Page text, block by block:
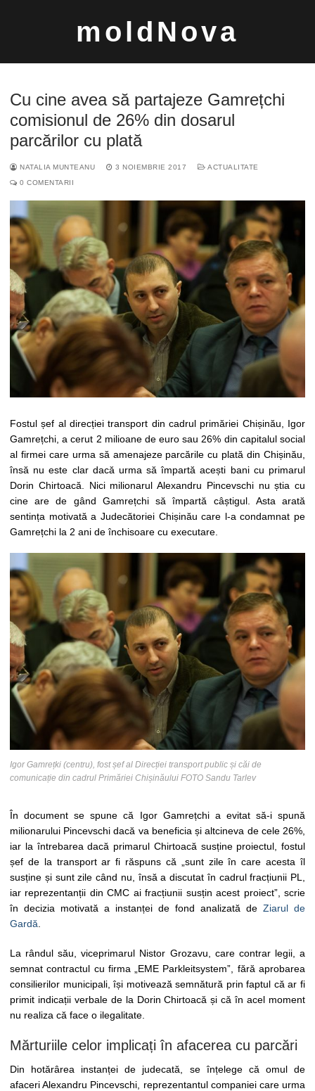
moldNova
după:
Cu cine avea să partajeze Gamrețchi
comisionul de 26% din dosarul
parcărilor cu plată
NATALIA MUNTEANU 3 NOIEMBRIE 2017
ACTUALITATE
0 COMENTARII
Fostul șef al direcției transport din cadrul primăriei Chișinău, Igor
Gamrețchi, a cerut 2 milioane de euro sau 26% din capitalul social
al firmei care urma să amenajeze parcările cu plată din Chișinău,
însă nu este clar dacă urma să împartă acești bani cu primarul
Dorin Chirtoacă. Nici milionarul Alexandru Pincevschi nu știa cu
cine are de gând Gamrețchi să împartă câștigul. Asta arată
sentința motivată a Judecătoriei Chișinău care l-a condamnat pe
Gamrețchi la 2 ani de închisoare cu executare.
Igor Gamrețki (centru), fost șef al Direcției transport public și căi de
comunicație din cadrul Primăriei Chișinăului FOTO Sandu Tarlev
În document se spune că Igor Gamrețchi a evitat să-i spună
milionarului Pincevschi dacă va beneficia și altcineva de cele 26%,
iar la întrebarea dacă primarul Chirtoacă susține proiectul, fostul
șef de la transport ar fi răspuns că „sunt zile în care acesta îl
susține și sunt zile când nu, însă a discutat în cadrul fracțiunii PL,
iar reprezentanții din CMC ai fracțiunii susțin acest proiect”, scrie
în decizia motivată a instanței de fond analizată de Ziarul de
Gardă
La rândul său, viceprimarul Nistor Grozavu, care contrar legii, a
semnat contractul cu firma „EME Parkleitsystem”, fără aprobarea
consilierilor municipali, își motivează semnătură prin faptul că ar fi
primit indicații verbale de la Dorin Chirtoacă și că în acel moment
nu realiza că face o ilegalitate.
Mărturiile celor implicați în afacerea cu parcări
Din hotărârea instanței de judecată, se înțelege că omul de
afaceri Alexandru Pincevschi, reprezentantul companiei care urma